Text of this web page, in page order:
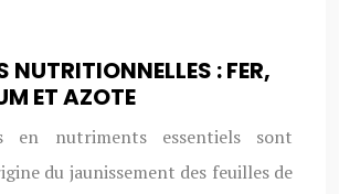
NUTRITIONNELLES : FER,
ET AZOTE
en nutriments essentiels sont
du jaunissement des feuilles de